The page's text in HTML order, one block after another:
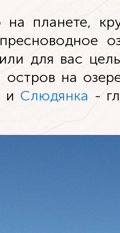
планете,
для вас
на
и Слюдянка -